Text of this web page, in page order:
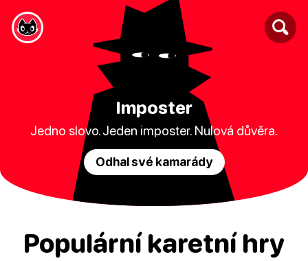
Imposter
Jedno slovo. Jeden imposter. Nulová důvěra.
Odhal své kamarády
Populární karetní hry